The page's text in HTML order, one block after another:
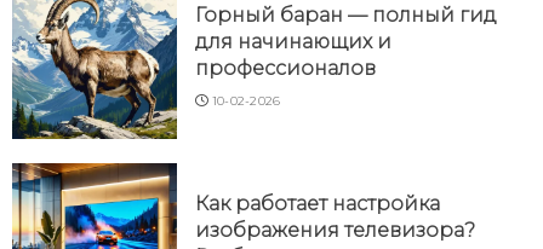
Горный баран — полный гид
для начинающих и
профессионалов
10-02-2026
Как работает настройка
изображения телевизора?